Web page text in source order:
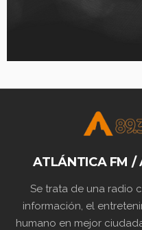
ATLÁNTICA FM /
Se trata de una radio
información, el
humano en mejor